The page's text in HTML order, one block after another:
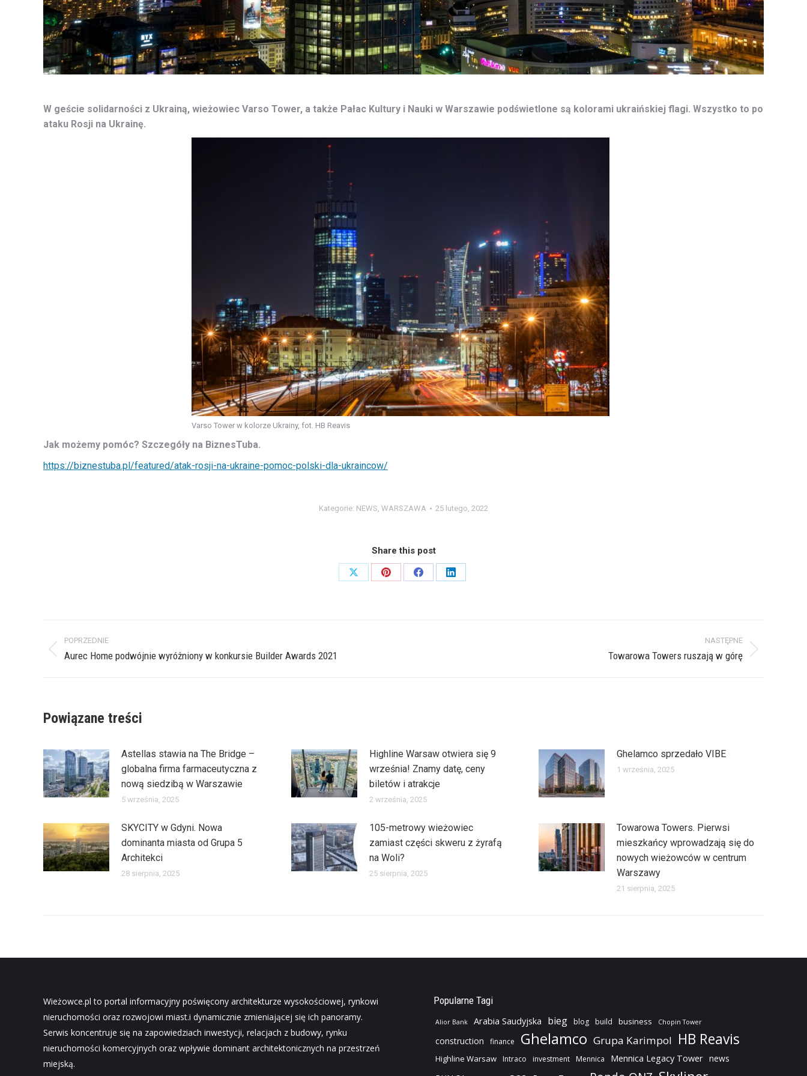
W geście solidarności z Ukrainą, wieżowiec Varso Tower, a także Pałac Kultury i Nauki w Warszawie podświetlone są kolorami ukraińskiej flagi. Wszystko to po
ataku Rosji na Ukrainę.
Varso Tower w kolorze Ukrainy, fot. HB Reavis
Jak możemy pomóc? Szczegóły na BiznesTuba.
https://biznestuba.pl/featured/atak-rosji-na-ukraine-pomoc-polski-dla-ukraincow/
Kategorie: NEWS, WARSZAWA 25 lutego, 2022
Share this post
Share
Share
Share
Share
Nawigacja
wpisów
POPRZEDNIE
Poprzedni
Aurec Home podwójnie wyróżniony w konkursie Builder Awards 2021
NASTĘPNE
Towarowa Towers ruszają w górę
Powiązane treści
Astellas stawia na The Bridge –
globalna firma farmaceutyczna z
nową siedzibą w Warszawie
5 września, 2025
Highline Warsaw otwiera się 9
września! Znamy datę, ceny
biletów i atrakcje
2 września, 2025
Ghelamco sprzedało VIBE
1 września, 2025
SKYCITY w Gdyni. Nowa
dominanta miasta od Grupa 5
Architekci
28 sierpnia, 2025
105-metrowy wieżowiec
zamiast części skweru z żyrafą
na Woli?
25 sierpnia, 2025
Towarowa Towers. Pierwsi
mieszkańcy wprowadzają się do
nowych wieżowców w centrum
Warszawy
21 sierpnia, 2025
Wieżowce.pl to portal informacyjny poświęcony architekturze wysokościowej, rynkowi
nieruchomości oraz rozwojowi miast.i dynamicznie zmieniającej się ich panoramy.
Serwis koncentruje się na zapowiedziach inwestycji, relacjach z budowy, rynku
nieruchomości komercyjnych oraz wpływie dominant architektonicznych na przestrzeń
miejską.
Popularne Tagi
Alior Bank Arabia Saudyjska bieg blog build business Chopin Tower
construction finance Ghelamco Grupa Karimpol HB Reavis
Highline Warsaw Intraco investment Mennica Mennica Legacy Tower news